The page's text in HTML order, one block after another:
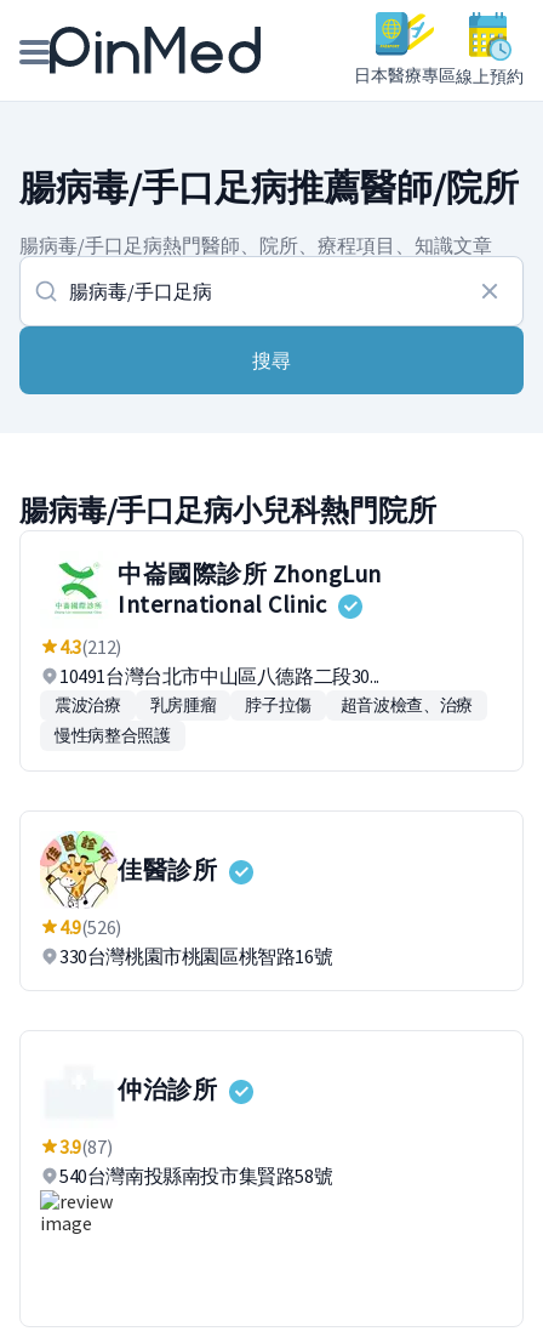
日本醫療專區線上預約
醫師專欄專訪
健康主題館
我是醫療人員
腸病毒/手口足病推薦醫師/院所
腸病毒/手口足病熱門醫師、院所、療程項目、知識文章
搜尋
腸病毒/手口足病小兒科熱門院所
中崙國際診所 ZhongLun
International Clinic
4.3(212)
10491台灣台北市中山區八德路二段30...
震波治療 乳房腫瘤 脖子拉傷
超音波檢查、治療
慢性病整合照護
佳醫診所
4.9(526)
330台灣桃園市桃園區桃智路16號
仲治診所
3.9(87)
540台灣南投縣南投市集賢路58號